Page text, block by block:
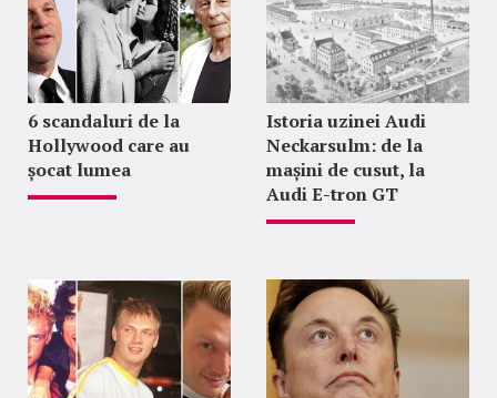
6 scandaluri de la
Hollywood care au
șocat lumea
Istoria uzinei Audi
Neckarsulm: de la
mașini de cusut, la
Audi E-tron GT